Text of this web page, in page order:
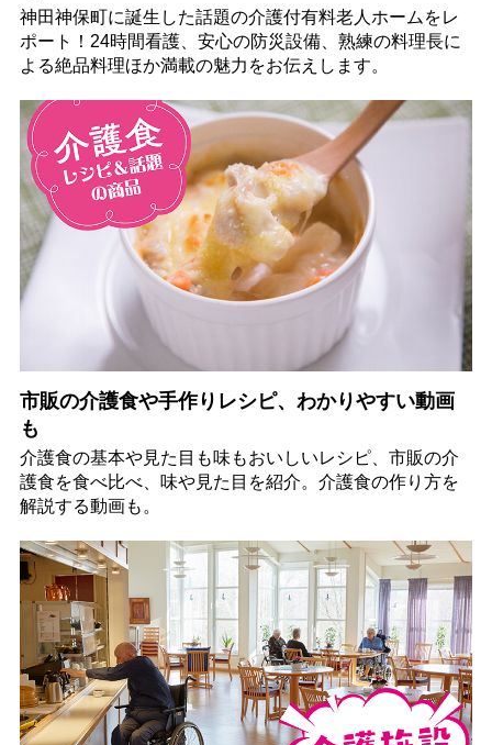
神田神保町に誕生した話題の介護付有料老人ホームをレ
ポート！24時間看護、安心の防災設備、熟練の料理長に
よる絶品料理ほか満載の魅力をお伝えします。
市販の介護食や手作りレシピ、わかりやすい動画
も
介護食の基本や見た目も味もおいしいレシピ、市販の介
護食を食べ比べ、味や見た目を紹介。介護食の作り方を
解説する動画も。